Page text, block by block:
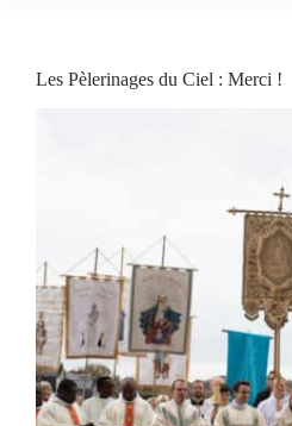
Les Pèlerinages du Ciel : Merci !